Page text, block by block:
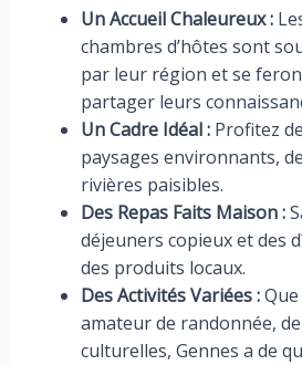
Un Accueil Chaleureux :
chambres d’hôtes sont
par leur région et se
partager leurs
Un Cadre Idéal :Profitez
paysages environnants,
rivières paisibles.
Des Repas Faits Maison :
déjeuners copieux et des
des produits locaux.
Des Activités Variées :Que
amateur de randonnée,
culturelles, Gennes a de